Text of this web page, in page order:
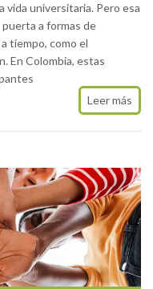
vida universitaria. Pero esa
a formas de
tiempo, como el
En Colombia, estas
Leer más